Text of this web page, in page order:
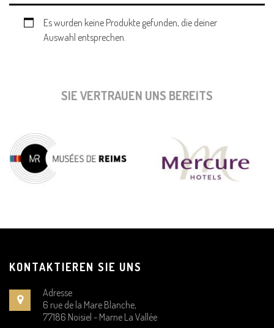
Es wurden keine Produkte gefunden, die deiner
Auswahl entsprechen.
SIE VERTRAUEN UNS BEREITS
KONTAKTIEREN SIE UNS
Adresse
6 rue de la Mare Blanche,
77186 Noisiel - Marne La Vallée